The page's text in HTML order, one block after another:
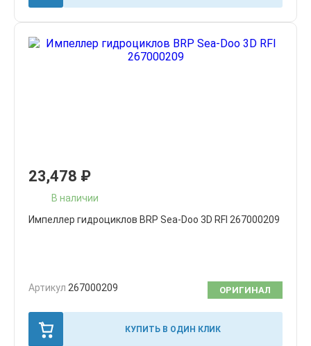
23,478 ₽
В наличии
Импеллер гидроциклов BRP Sea-Doo 3D RFI 267000209
Артикул 267000209 ОРИГИНАЛ
КУПИТЬ В ОДИН КЛИК